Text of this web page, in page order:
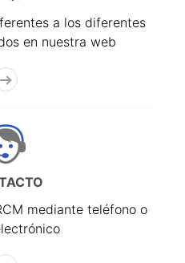
a los diferentes
en nuestra web
mediante teléfono o